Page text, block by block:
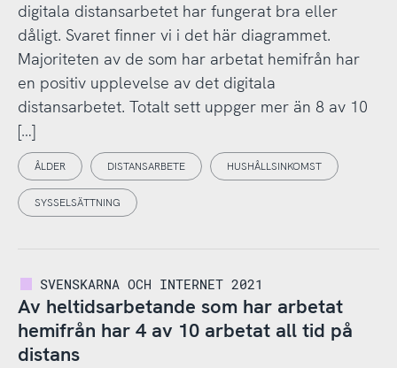
digitala distansarbetet har fungerat bra eller
dåligt. Svaret finner vi i det här diagrammet.
Majoriteten av de som har arbetat hemifrån har
en positiv upplevelse av det digitala
distansarbetet. Totalt sett uppger mer än 8 av 10
[…]
ÅLDER DISTANSARBETE HUSHÅLLSINKOMST
SYSSELSÄTTNING
SVENSKARNA OCH INTERNET 2021
Av heltidsarbetande som har arbetat
hemifrån har 4 av 10 arbetat all tid på
distans